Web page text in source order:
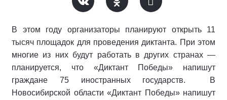
В этом году организаторы планируют открыть 11
тысяч площадок для проведения диктанта. При этом
многие из них будут работать в других странах —
планируется, что «Диктант Победы» напишут
граждане 75 иностранных государств. В
Новосибирской области «Диктант Победы» напишут